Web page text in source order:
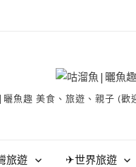
趣 美食、旅遊、親子 (歡
旅遊 ✈世界旅遊